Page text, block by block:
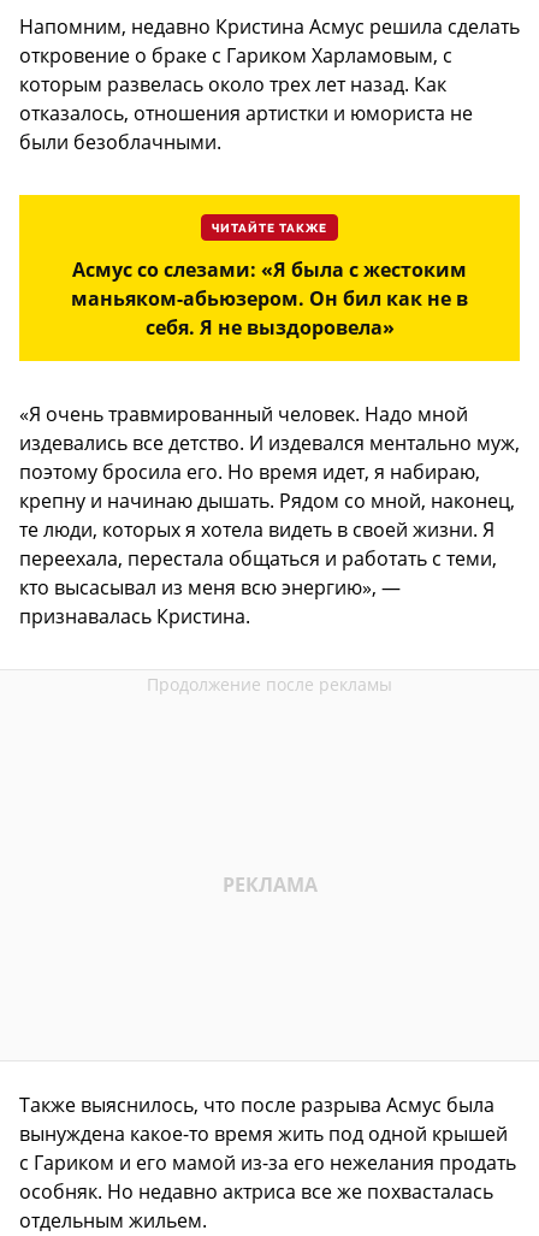
Напомним, недавно Кристина Асмус решила сделать
откровение о браке с Гариком Харламовым, с
которым развелась около трех лет назад. Как
отказалось, отношения артистки и юмориста не
были безоблачными.
ЧИТАЙТЕ ТАКЖЕ
Асмус со слезами: «Я была с жестоким
маньяком-абьюзером. Он бил как не в
себя. Я не выздоровела»
«Я очень травмированный человек. Надо мной
издевались все детство. И издевался ментально муж,
поэтому бросила его. Но время идет, я набираю,
крепну и начинаю дышать. Рядом со мной, наконец,
те люди, которых я хотела видеть в своей жизни. Я
переехала, перестала общаться и работать с теми,
кто высасывал из меня всю энергию», —
признавалась Кристина.
Также выяснилось, что после разрыва Асмус была
вынуждена какое-то время жить под одной крышей
с Гариком и его мамой из-за его нежелания продать
особняк. Но недавно актриса все же похвасталась
отдельным жильем.